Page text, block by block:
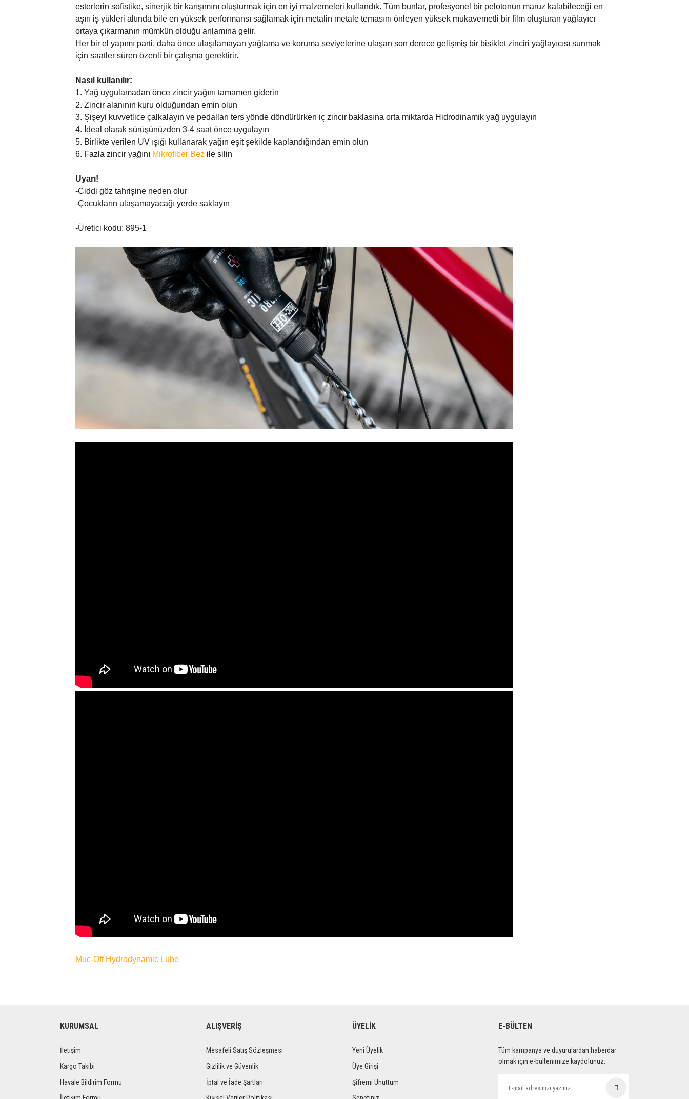
esterlerin sofistike, sinerjik bir karışımını oluşturmak için en iyi malzemeleri kullandık. Tüm bunlar, profesyonel bir pelotonun maruz kalabileceği en
aşırı iş yükleri altında bile en yüksek performansı sağlamak için metalin metale temasını önleyen yüksek mukavemetli bir film oluşturan yağlayıcı
ortaya çıkarmanın mümkün olduğu anlamına gelir.
Her bir el yapımı parti, daha önce ulaşılamayan yağlama ve koruma seviyelerine ulaşan son derece gelişmiş bir bisiklet zinciri yağlayıcısı sunmak
için saatler süren özenli bir çalışma gerektirir.
Nasıl kullanılır:
1. Yağ uygulamadan önce zincir yağını tamamen giderin
2. Zincir alanının kuru olduğundan emin olun
3. Şişeyi kuvvetlice çalkalayın ve pedalları ters yönde döndürürken iç zincir baklasına orta miktarda Hidrodinamik yağ uygulayın
4. İdeal olarak sürüşünüzden 3-4 saat önce uygulayın
5. Birlikte verilen UV ışığı kullanarak yağın eşit şekilde kaplandığından emin olun
6. Fazla zincir yağını Mikrofiber Bez ile silin
Uyarı!
-Ciddi göz tahrişine neden olur
-Çocukların ulaşamayacağı yerde saklayın
-Üretici kodu: 895-1
Muc-Off Hydrodynamic Lube
KURUMSAL
İletişim
Kargo Takibi
Havale Bildirim Formu
ALIŞVERİŞ
Mesafeli Satış Sözleşmesi
Gizlilik ve Güvenlik
İptal ve İade Şartları
ÜYELİK
Yeni Üyelik
Üye Girişi
Şifremi Unuttum
E-BÜLTEN
Tüm kampanya ve duyurulardan haberdar
olmak için e-bültenimize kaydolunuz.